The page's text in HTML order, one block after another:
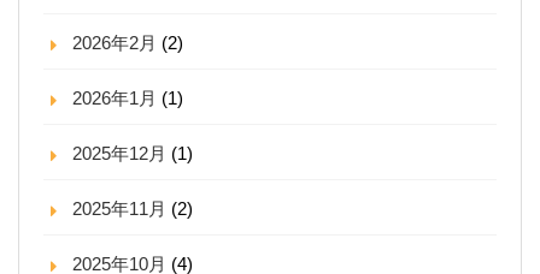
2026年2月 (2)
2026年1月 (1)
2025年12月 (1)
2025年11月 (2)
2025年10月 (4)